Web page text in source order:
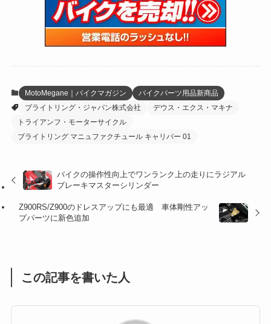
(64)
(109)
(15)
(5)
(17)
(5)
(27)
(32)
(61)
(13)
(60)
(171)
(38)
(47)
(59)
(41)
(36)
(1)
(1)
(35)
(41)
(12)
(16)
(4)
(8)
(1)
(55)
MotoMegane｜バイクマガジン
バイクパーツ用品新商品
ブライトリング・ジャパン株式会社
デウス・エクス・マキナ
トライアンフ・モーターサイクル
ブライトリング マニュファクチュール キャリバー 01
バイクの操作性向上でワンランク上の走りにラジアル
ブレーキマスターシリンダー
Z900RS/Z900のドレスアップにも最適 車体剛性アッ
プパーツに新色追加
この記事を書いた人